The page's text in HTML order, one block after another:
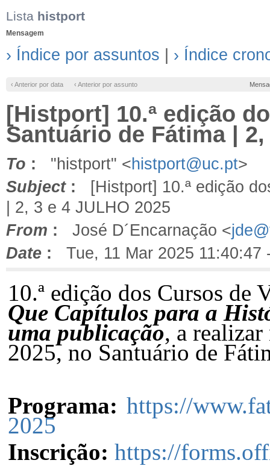
Lista histport
Mensagem
› Índice por assuntos › Índice
‹ Anterior por data ‹ Anterior por assunto
[Histport] 10.ª edição
Santuário de Fátima | 2,
To : "histport" <histport@uc.pt>
Subject: [Histport] 10.ª edição
| 2, 3 e 4 JULHO 2025
From : José D´Encarnação <
Date : Tue, 11 Mar 2025 11:40:47
10.ª edição dos Cursos de
Que Capítulos para a
uma publicação, a
2025, no Santuário de
Programa: https://
2025
Inscrição: https://